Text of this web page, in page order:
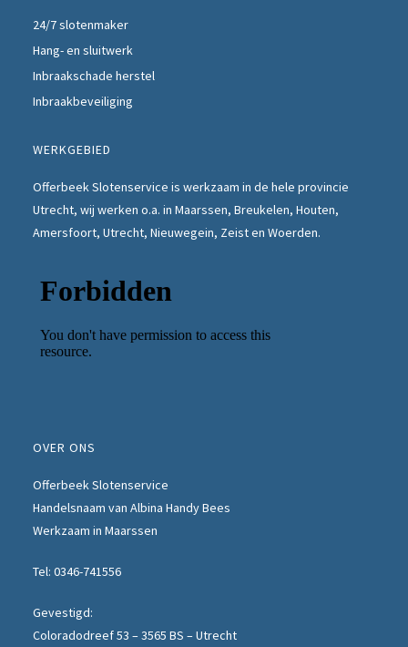
24/7 slotenmaker
Hang- en sluitwerk
Inbraakschade herstel
Inbraakbeveiliging
WERKGEBIED
Offerbeek Slotenservice is werkzaam in de hele provincie
Utrecht, wij werken o.a. in Maarssen,Breukelen, Houten,
Amersfoort, Utrecht, Nieuwegein, Zeist en Woerden.
OVER ONS
Offerbeek Slotenservice
Handelsnaam van Albina Handy Bees
Werkzaam in Maarssen
Tel:0346-741556
Gevestigd:
Coloradodreef 53 – 3565 BS – Utrecht